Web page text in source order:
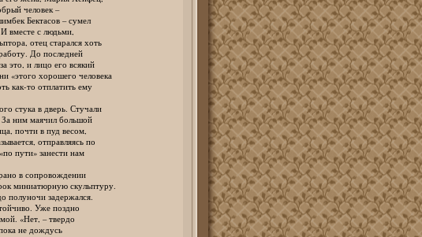
человек –
Бектасов – сумел
с людьми,
отец старался хоть
До последней
и лицо его всякий
хорошего человека
то отплатить ему
в дверь. Стучали
ним маячил большой
почти в пуд весом,
отправляясь по
пути» занести нам
в сопровождении
скульптуру.
задержался.
Уже поздно
«Нет, – твердо
не дождусь